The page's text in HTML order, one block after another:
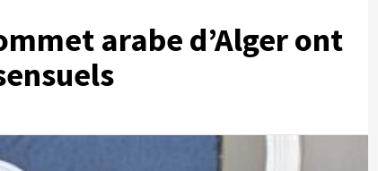
arabe d’Alger ont